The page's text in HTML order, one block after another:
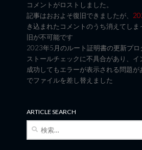
コメントがロストしました。
記事はおおよそ復旧できましたが、
き込まれたコメントのうち消えてしま
旧が不可能です
2023年5月のルート証明書の更新プロ
ストールチェックに不具合があり、イ
成功してもエラーが表示される問題が
でファイルを差し替えました
ARTICLE SEARCH